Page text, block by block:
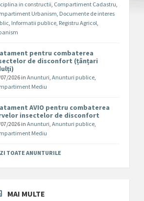
in constructii, Compartiment Cadastru,
Urbanism, Documente de interes
, Informatii publice, Registru Agricol,
pentru combaterea
de disconfort (țânțari
2026inAnunturi,Anunturi publice,
Mediu
AVIO pentru combaterea
insectelor de disconfort
2026inAnunturi,Anunturi publice,
Mediu
TOATE ANUNTURILE
MAI MULTE